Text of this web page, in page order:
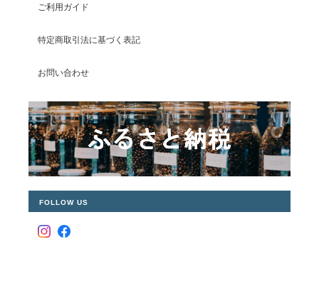
ご利用ガイド
特定商取引法に基づく表記
お問い合わせ
FOLLOW US